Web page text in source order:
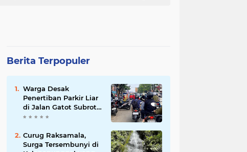
Berita Terpopuler
Warga Desak
Penertiban Parkir Liar
di Jalan Gatot Subroto
Bandung, Kemacetan
Mengkhawatirkan
Curug Raksamala,
Surga Tersembunyi di